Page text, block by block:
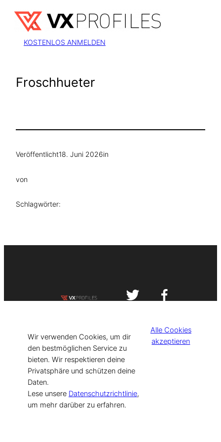
Inhalt
springen
KOSTENLOS ANMELDEN
Froschhueter
Veröffentlicht18. Juni 2026in
von
Schlagwörter:
[current_year] VISIT-X. Made with
for Models & Influencers!
Wir verwenden Cookies, um dir
den bestmöglichen Service zu
bieten. Wir respektieren deine
Privatsphäre und schützen deine
Daten.
Lese unsere Datenschutzrichtlinie,
um mehr darüber zu erfahren.
Alle Cookies
akzeptieren